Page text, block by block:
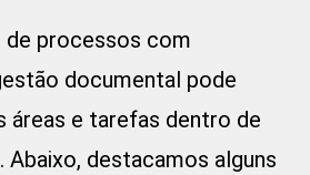
processos com
documental pode
áreas e tarefas dentro de
Abaixo, destacamos alguns